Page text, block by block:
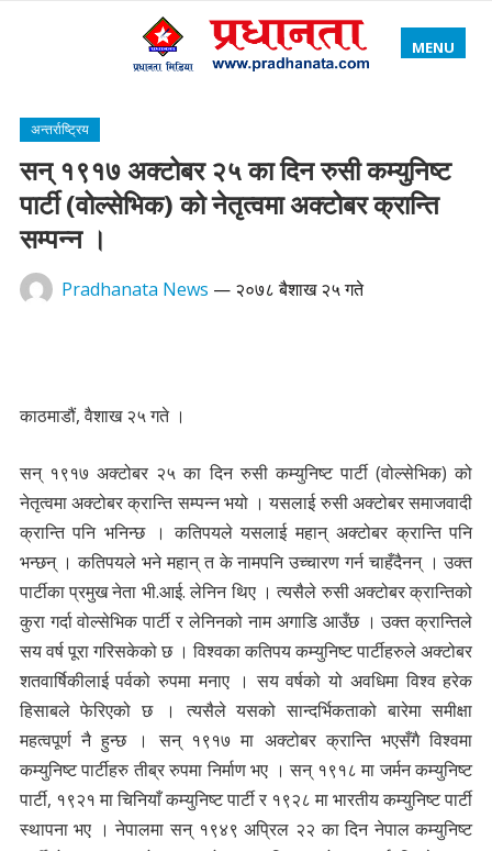
MENU
अन्तर्राष्ट्रिय
सन् १९१७ अक्टोबर २५ का दिन रुसी कम्युनिष्ट
पार्टी (वोल्सेभिक) को नेतृत्वमा अक्टोबर क्रान्ति
सम्पन्न ।
Pradhanata News — २०७८ बैशाख २५ गते
काठमाडौं, वैशाख २५ गते ।
सन् १९१७ अक्टोबर २५ का दिन रुसी कम्युनिष्ट पार्टी (वोल्सेभिक) को
नेतृत्वमा अक्टोबर क्रान्ति सम्पन्न भयो । यसलाई रुसी अक्टोबर समाजवादी
क्रान्ति पनि भनिन्छ । कतिपयले यसलाई महान् अक्टोबर क्रान्ति पनि
भन्छन् । कतिपयले भने महान् त के नामपनि उच्चारण गर्न चाहँदैनन् । उक्त
पार्टीका प्रमुख नेता भी.आई. लेनिन थिए । त्यसैले रुसी अक्टोबर क्रान्तिको
कुरा गर्दा वोल्सेभिक पार्टी र लेनिनको नाम अगाडि आउँछ । उक्त क्रान्तिले
सय वर्ष पूरा गरिसकेको छ । विश्वका कतिपय कम्युनिष्ट पार्टीहरुले अक्टोबर
शतवार्षिकीलाई पर्वको रुपमा मनाए । सय वर्षको यो अवधिमा विश्व हरेक
हिसाबले फेरिएको छ । त्यसैले यसको सान्दर्भिकताको बारेमा समीक्षा
महत्वपूर्ण नै हुन्छ । सन् १९१७ मा अक्टोबर क्रान्ति भएसँगै विश्वमा
कम्युनिष्ट पार्टीहरु तीब्र रुपमा निर्माण भए । सन् १९१८ मा जर्मन कम्युनिष्ट
पार्टी, १९२१ मा चिनियाँ कम्युनिष्ट पार्टी र १९२८ मा भारतीय कम्युनिष्ट पार्टी
स्थापना भए । नेपालमा सन् १९४९ अप्रिल २२ का दिन नेपाल कम्युनिष्ट